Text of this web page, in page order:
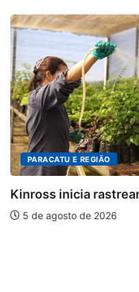
PARACATU E REGIÃO
inicia
agosto de 2026